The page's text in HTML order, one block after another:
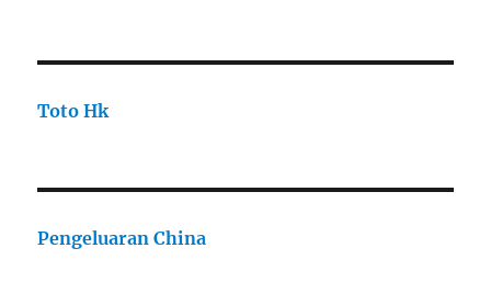
Toto Hk
Pengeluaran China